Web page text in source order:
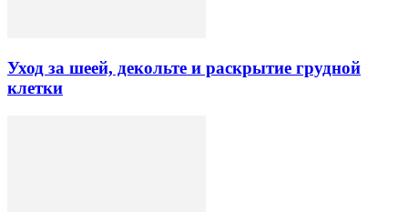
Уход за шеей, декольте и раскрытие грудной
клетки